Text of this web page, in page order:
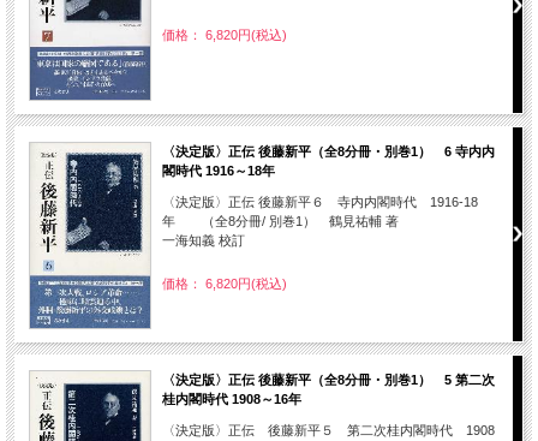
価格： 6,820円(税込)
〈決定版〉正伝 後藤新平（全8分冊・別巻1） 6 寺内内
閣時代 1916～18年
〈決定版〉正伝 後藤新平６ 寺内内閣時代 1916-18
年 （全8分冊/ 別巻1） 鶴見祐輔 著
一海知義 校訂
価格： 6,820円(税込)
〈決定版〉正伝 後藤新平（全8分冊・別巻1） 5 第二次
桂内閣時代 1908～16年
〈決定版〉正伝 後藤新平５ 第二次桂内閣時代 1908